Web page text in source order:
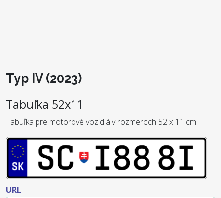
Typ IV (2023)
Tabuľka 52x11
Tabuľka pre motorové vozidlá v rozmeroch 52 x 11 cm.
URL